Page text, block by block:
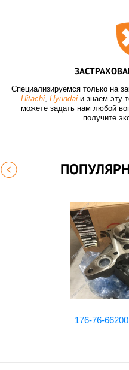
Специализируемся только на
Hitachi, Hyundaiи знаем эту
можете задать нам любой
получите
176-76-